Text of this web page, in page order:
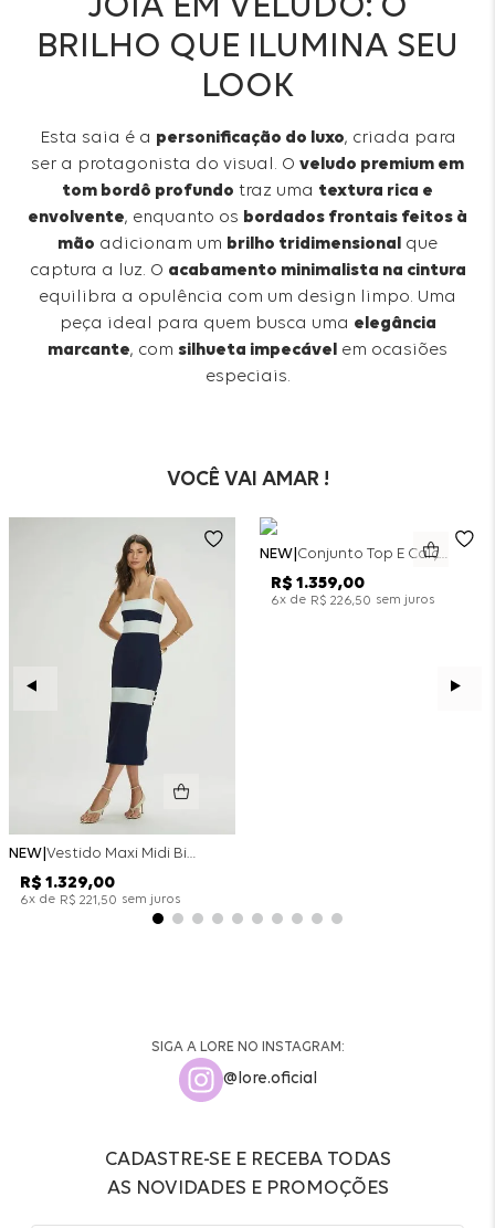
JOIA EM VELUDO: O
BRILHO QUE ILUMINA SEU
LOOK
Esta saia é a personificação do luxo, criada para
ser a protagonista do visual. O veludo premium em
tom bordô profundo traz uma textura rica e
envolvente, enquanto os bordados frontais feitos à
mão adicionam um brilho tridimensional que
captura a luz. O acabamento minimalista na cintura
equilibra a opulência com um design limpo. Uma
peça ideal para quem busca uma elegância
marcante, com silhueta impecável em ocasiões
especiais.
VOCÊ VAI AMAR !
NEW Vestido Maxi Midi Bicolor Alfaitaria Navy - Marinho
R$ 1.329,00
6x de R$ 221,50 sem juros
NEW Conjunto Top E Calça Wide Leg Bicolor Alfaitaria - Off White
R$ 1.359,00
6x de R$ 226,50 sem juros
SIGA A LORE NO INSTAGRAM:
@lore.oficial
CADASTRE-SE E RECEBA TODAS
AS NOVIDADES E PROMOÇÕES